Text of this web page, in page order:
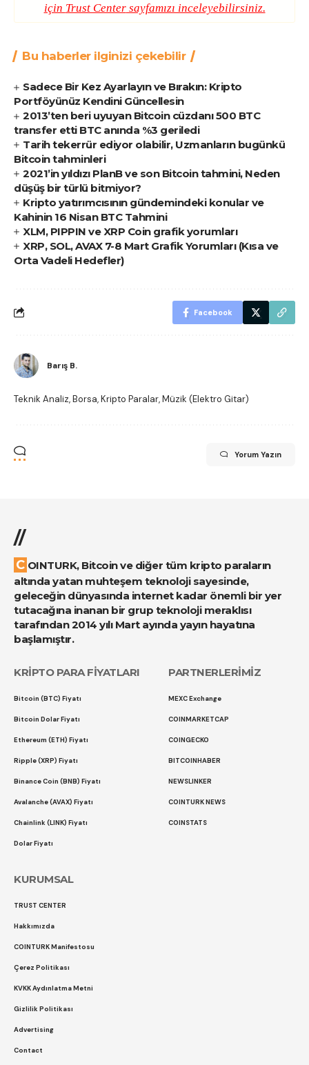
için Trust Centersayfamızı inceleyebilirsiniz.
Bu haberler ilginizi çekebilir
Sadece Bir Kez Ayarlayın ve Bırakın: Kripto
Portföyünüz Kendini Güncellesin
2013’ten beri uyuyan Bitcoin cüzdanı 500 BTC
transfer etti BTC anında %3 geriledi
Tarih tekerrür ediyor olabilir, Uzmanların bugünkü
Bitcoin tahminleri
2021’in yıldızı PlanB ve son Bitcoin tahmini, Neden
düşüş bir türlü bitmiyor?
Kripto yatırımcısının gündemindeki konular ve
Kahinin 16 Nisan BTC Tahmini
XLM, PIPPIN ve XRP Coin grafik yorumları
XRP, SOL, AVAX 7-8 Mart Grafik Yorumları (Kısa ve
Orta Vadeli Hedefler)
Facebook
Barış B.
Teknik Analiz, Borsa, Kripto Paralar, Müzik (Elektro Gitar)
Yorum Yazın
//
COINTURK, Bitcoin ve diğer tüm kripto paraların
altında yatan muhteşem teknoloji sayesinde,
geleceğin dünyasında internet kadar önemli bir yer
tutacağına inanan bir grup teknoloji meraklısı
tarafından 2014 yılı Mart ayında yayın hayatına
başlamıştır.
KRİPTO PARA FİYATLARI
Bitcoin (BTC) Fiyatı
Bitcoin Dolar Fiyatı
Ethereum (ETH) Fiyatı
Ripple (XRP) Fiyatı
Binance Coin (BNB) Fiyatı
Avalanche (AVAX) Fiyatı
Chainlink (LINK) Fiyatı
Dolar Fiyatı
PARTNERLERİMİZ
MEXC Exchange
COINMARKETCAP
COINGECKO
BITCOINHABER
NEWSLINKER
COINTURK NEWS
COINSTATS
KURUMSAL
TRUST CENTER
Hakkımızda
COINTURK Manifestosu
Çerez Politikası
KVKK Aydınlatma Metni
Gizlilik Politikası
Advertising
Contact